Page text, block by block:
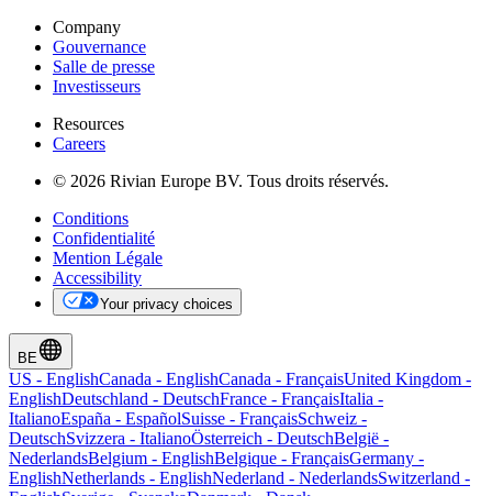
Company
Gouvernance
Salle de presse
Investisseurs
Resources
Careers
© 2026 Rivian Europe BV. Tous droits réservés.
Conditions
Confidentialité
Mention Légale
Accessibility
Your privacy choices
BE
US - EnglishCanada - EnglishCanada - FrançaisUnited Kingdom -
EnglishDeutschland - DeutschFrance - FrançaisItalia -
ItalianoEspaña - EspañolSuisse - FrançaisSchweiz -
DeutschSvizzera - ItalianoÖsterreich - DeutschBelgië -
NederlandsBelgium - EnglishBelgique - FrançaisGermany -
EnglishNetherlands - EnglishNederland - NederlandsSwitzerland -